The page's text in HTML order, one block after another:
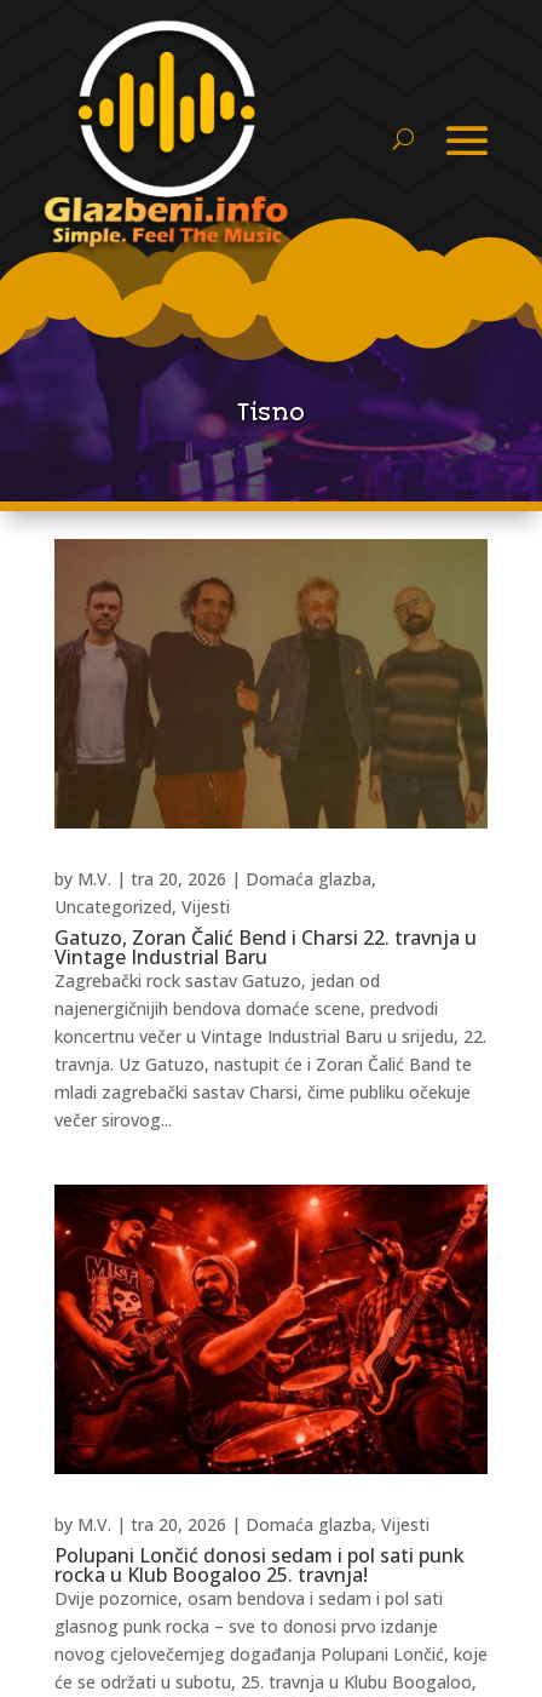
Tisno
Gatuzo, Zoran Čalić Bend i Charsi 22. travnja u
Vintage Industrial Baru
by M.V. | tra 20, 2026 | Domaća glazba,
Uncategorized, Vijesti
Zagrebački rock sastav Gatuzo, jedan od
najenergičnijih bendova domaće scene, predvodi
koncertnu večer u Vintage Industrial Baru u srijedu, 22.
travnja. Uz Gatuzo, nastupit će i Zoran Čalić Band te
mladi zagrebački sastav Charsi, čime publiku očekuje
večer sirovog...
Polupani Lončić donosi sedam i pol sati punk
rocka u Klub Boogaloo 25. travnja!
by M.V. | tra 20, 2026 | Domaća glazba, Vijesti
Dvije pozornice, osam bendova i sedam i pol sati
glasnog punk rocka – sve to donosi prvo izdanje
novog cjelovečernjeg događanja Polupani Lončić, koje
će se održati u subotu, 25. travnja u Klubu Boogaloo,